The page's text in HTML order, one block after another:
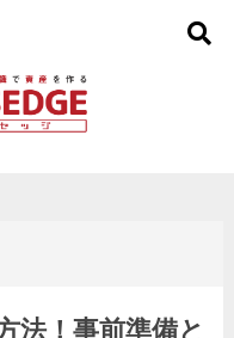
法！事前準備と